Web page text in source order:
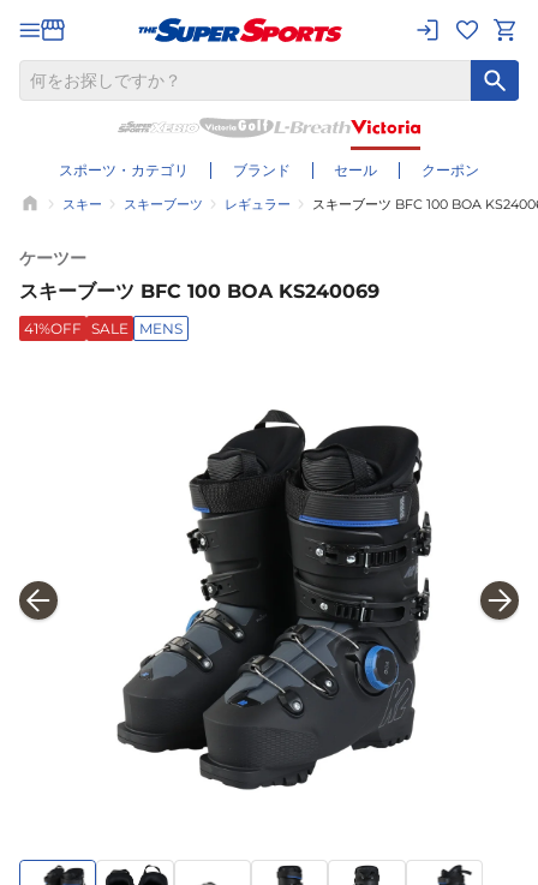
スポーツ・カテゴリ ブランド セール クーポン
スキー スキーブーツ レギュラー スキーブーツ BFC 100 BOA
ケーツー
スキーブーツ BFC 100 BOA KS240069
41%OFF SALE MENS